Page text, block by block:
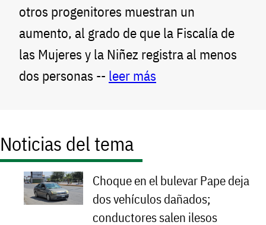
otros progenitores muestran un
aumento, al grado de que la Fiscalía de
las Mujeres y la Niñez registra al menos
dos personas -- leer más
Noticias del tema
Choque en el bulevar Pape deja
dos vehículos dañados;
conductores salen ilesos